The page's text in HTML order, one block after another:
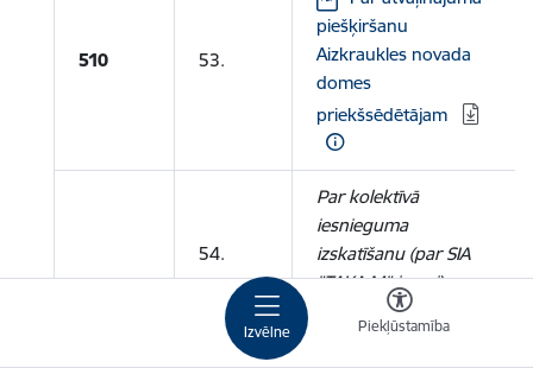
Izvēlne Piekļūstamība
510 53.
piešķiršanu
Aizkraukles novada
domes
priekšsēdētājam
54.
Par kolektīvā
iesnieguma
izskatīšanu (par SIA
"TAKA M" ieceri)
Informatīvs ziņojums